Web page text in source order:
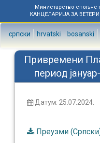
Министарство спољне
КАНЦЕЛАРИЈА ЗА
српски hrvatski bosanski
Привремени
период
Датум: 25.07.2024.
Преузми